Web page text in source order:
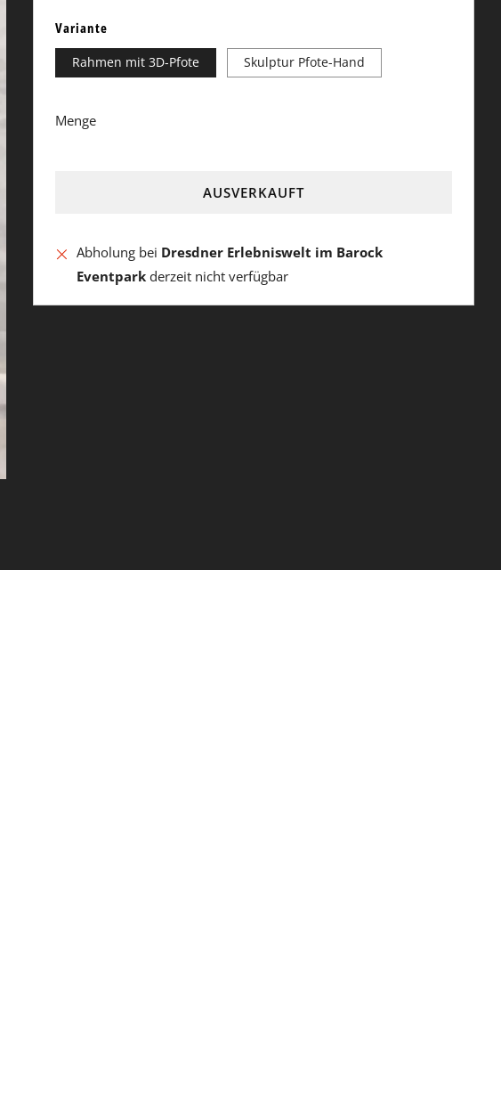
Variante
Rahmen mit 3D-Pfote Skulptur Pfote-Hand
Menge
AUSVERKAUFT
Abholung bei Dresdner Erlebniswelt im Barock
Eventpark derzeit nicht verfügbar